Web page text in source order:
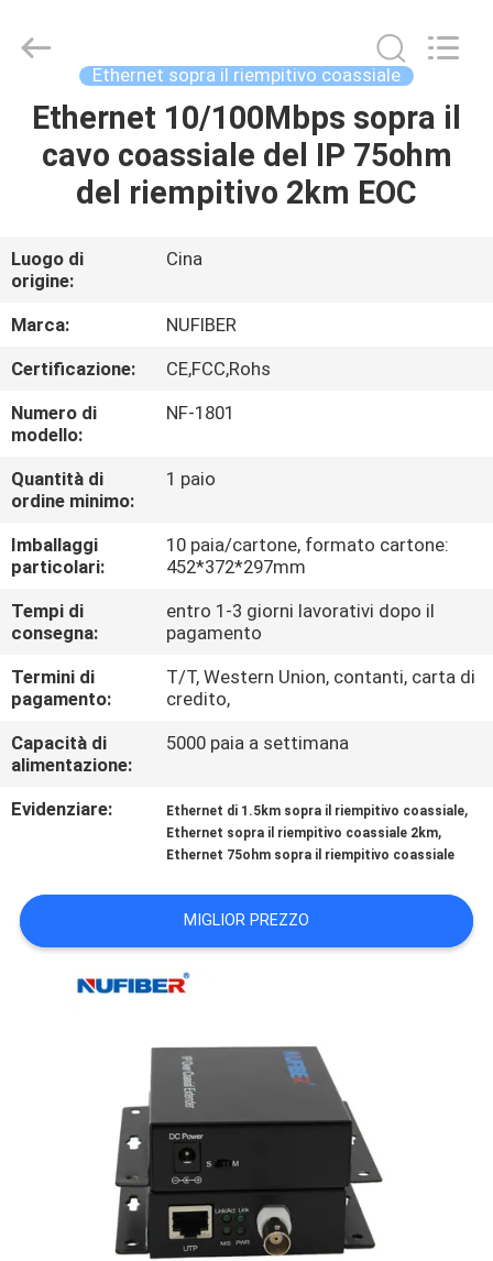
CASA
PRODOTTI
CIRCA
NOI
GIRO
DELLA
FABBRICA
CONTROLLO
DI
QUALITÀ
CONTATTICI
RICHIEDA
MAPPA
PRIVACY
Technology
Co.,Ltd.
Reserved.
Developed
Ethernet sopra il riempitivo coassiale
Ethernet 10/100Mbps sopra il
cavo coassiale del IP 75ohm
del riempitivo 2km EOC
Luogo di
origine:
Cina
Marca:
NUFIBER
Certificazione:
CE,FCC,Rohs
Numero di
modello:
NF-1801
Quantità di
ordine minimo:
1 paio
Imballaggi
particolari:
10 paia/cartone, formato cartone:
452*372*297mm
Tempi di
consegna:
entro 1-3 giorni lavorativi dopo il
pagamento
Termini di
pagamento:
T/T, Western Union, contanti, carta di
credito,
Capacità di
alimentazione:
5000 paia a settimana
Evidenziare: Ethernet di 1.5km sopra il riempitivo coassiale,
Ethernet sopra il riempitivo coassiale 2km,
Ethernet 75ohm sopra il riempitivo coassiale
MIGLIOR PREZZO